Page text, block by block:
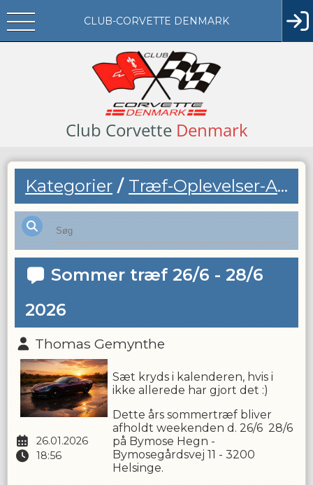
Club CorvetteDenmark
CLUB-CORVETTE DENMARK
Kategorier / Træf-Oplevelser-Arrangementer
Sommer træf 26/6 - 28/6
2026
Thomas Gemynthe
26.01.2026
18:56
Sæt kryds i kalenderen, hvis i
ikke allerede har gjort det :)
Dette års sommertræf bliver
afholdt weekenden d. 26/6 28/6
på Bymose Hegn -
Bymosegårdsvej 11 - 3200
Helsinge.